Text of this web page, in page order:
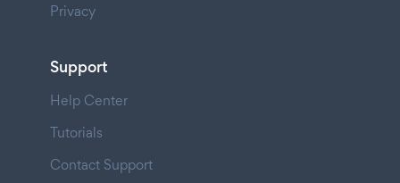
Privacy
Support
Help Center
Tutorials
Contact Support